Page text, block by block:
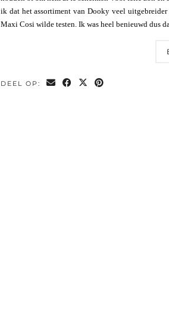
ik dat het assortiment van Dooky veel
Maxi Cosi wilde testen. Ik was heel benieuwd dus
DEEL OP: